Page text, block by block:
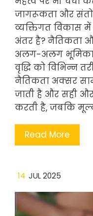
जागरूकता और
व्यक्तिगत विकास
अंतर है? नैतिकता
अलग-अलग भूमिकाएँ
वृद्धि को विभिन्न
नैतिकता अक्सर
जाती है और सही और
करती है, जबकि
Read More
14 JUL 2025